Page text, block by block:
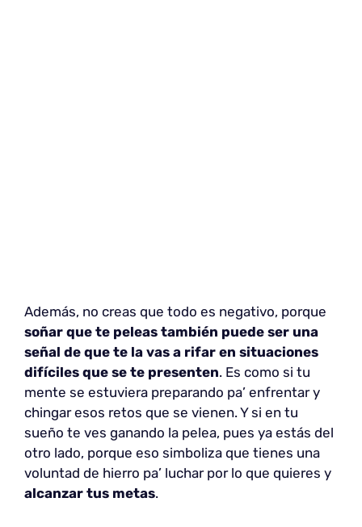
Además, no creas que todo es negativo, porque
soñar que te peleas también puede ser una
señal de que te la vas a rifar en situaciones
difíciles que se te presenten. Es como si tu
mente se estuviera preparando pa’ enfrentar y
chingar esos retos que se vienen. Y si en tu
sueño te ves ganando la pelea, pues ya estás del
otro lado, porque eso simboliza que tienes una
voluntad de hierro pa’ luchar por lo que quieres y
alcanzar tus metas.